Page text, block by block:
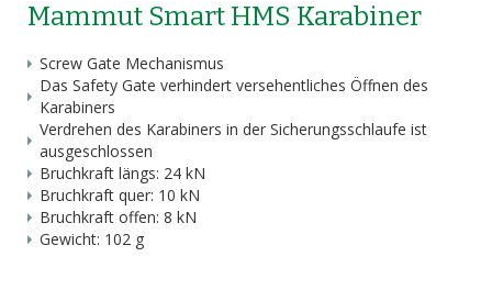
Mammut Smart HMS Karabiner
Screw Gate Mechanismus
Das Safety Gate verhindert versehentliches Öffnen des
Karabiners
Verdrehen des Karabiners in der Sicherungsschlaufe ist
ausgeschlossen
Bruchkraft längs: 24 kN
Bruchkraft quer: 10 kN
Bruchkraft offen: 8 kN
Gewicht: 102 g